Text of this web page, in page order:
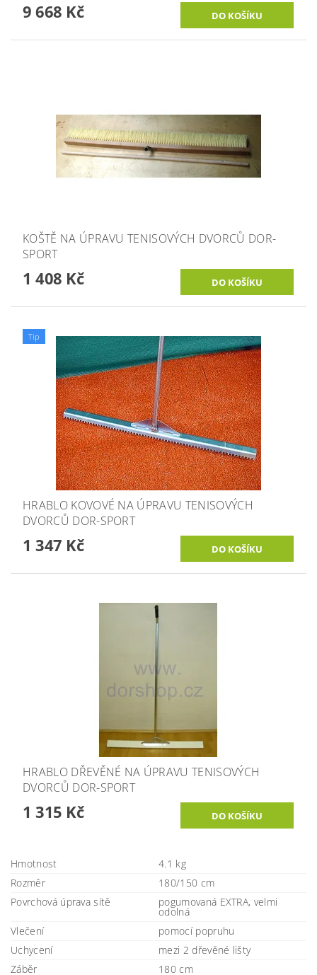
9 668 Kč
KOŠTĚ NA ÚPRAVU TENISOVÝCH DVORCŮ DOR-
SPORT
1 408 Kč
Tip
HRABLO KOVOVÉ NA ÚPRAVU TENISOVÝCH
DVORCŮ DOR-SPORT
1 347 Kč
HRABLO DŘEVĚNÉ NA ÚPRAVU TENISOVÝCH
DVORCŮ DOR-SPORT
1 315 Kč
Hmotnost
4.1 kg
Rozměr
180/150 cm
Povrchová úprava sítě
pogumovaná EXTRA, velmi
odolná
Vlečení
pomocí popruhu
Uchycení
mezi 2 dřevěné lišty
Záběr
180 cm